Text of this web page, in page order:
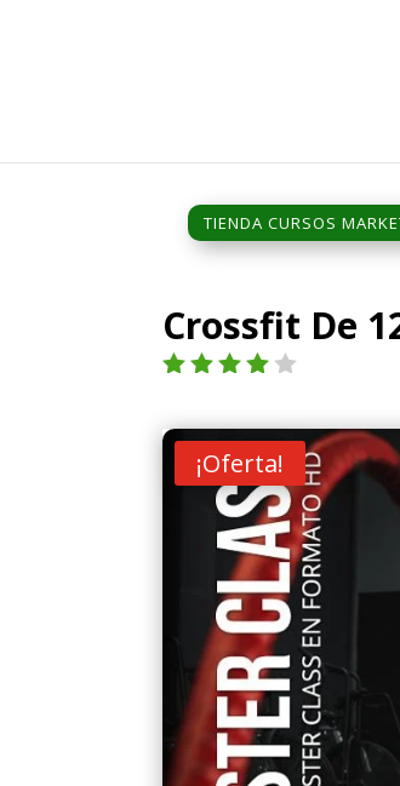
TIENDA CURSOS
Crossfit De
4.00de
5 en
base a
valoraci
ón de
cliente
¡Oferta!